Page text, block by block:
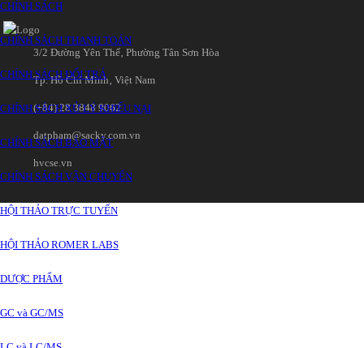
CHÍNH SÁCH
CHÍNH SÁCH THANH TOÁN
CHÍNH SÁCH ĐỔI TRẢ
CHÍNH SÁCH XỬ LÝ KHIẾU NẠI
CHÍNH SÁCH BẢO MẬT
CHÍNH SÁCH VẬN CHUYỂN
HỘI THẢO TRỰC TUYẾN
HỘI THẢO ROMER LABS
DƯỢC PHẨM
GC và GC/MS
3/2 Đường Yên Thế‚ Phường Tân Sơn Hòa
Tp. Hồ Chí Minh‚ Việt Nam
(+84) 28 3848 9062
datpham@sacky.com.vn
hvcse.vn